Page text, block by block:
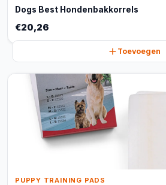
Dogs Best Hondenbakkorrels
€20,26
Toevoegen
PUPPY TRAINING PADS